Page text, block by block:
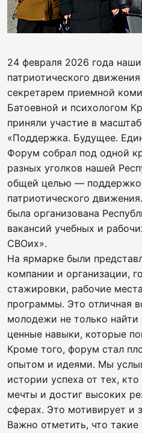
24 февраля 2026 года
патриотического
секретарем приемной
Батоевной и психологом
приняли участие в
«Поддержка. Будущее.
Форум собрал под одной
разных уголков нашей
общей целью —
патриотического
была организована
вакансий учебных и
СВОих».
На ярмарке были
компании и организации,
стажировки, рабочие
программы. Это отличная
молодежи не только найти
ценные навыки, которые
Кроме того, форум стал
опытом и идеями. Мы
истории успеха от тех,
мечты и достиг высоких
сферах. Это мотивирует и
Важно отметить, что